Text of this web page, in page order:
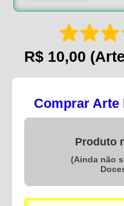
R$ 10,00
Comprar Arte
Produto
(Ainda não